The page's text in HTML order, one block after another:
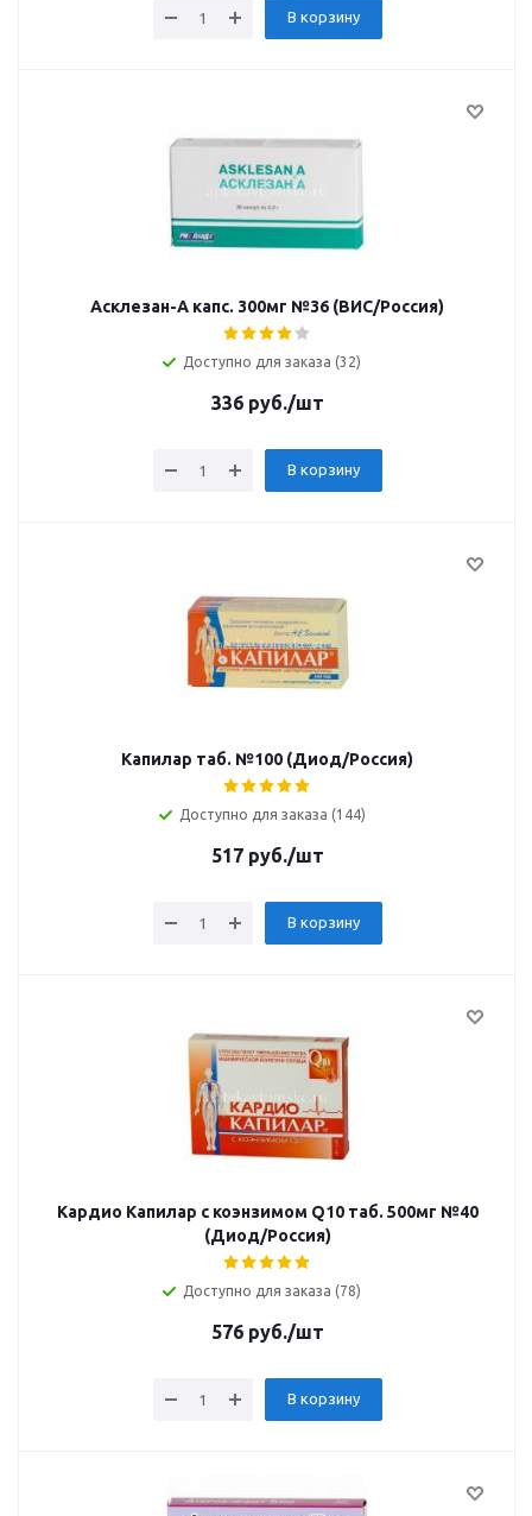
В корзину
Асклезан-А капс. 300мг №36 (ВИС/Россия)
Доступно для заказа (32)
336руб./шт
В корзину
Капилар таб. №100 (Диод/Россия)
Доступно для заказа (144)
517руб./шт
В корзину
Кардио Капилар с коэнзимом Q10 таб. 500мг №40
(Диод/Россия)
Доступно для заказа (78)
576руб./шт
В корзину